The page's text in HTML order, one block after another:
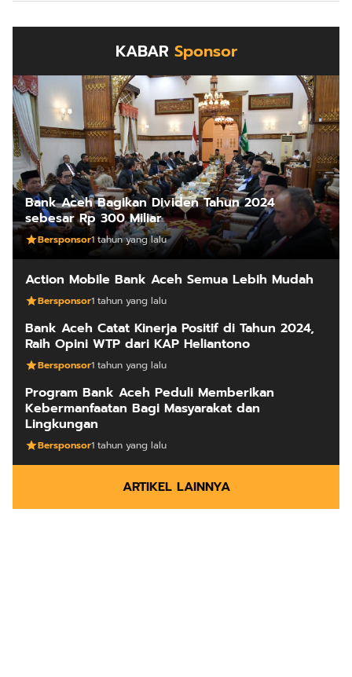
KABAR Sponsor
Bank Aceh Bagikan Dividen Tahun 2024
sebesar Rp 300 Miliar
Bersponsor1 tahun yang lalu
Action Mobile Bank Aceh Semua Lebih Mudah
Bersponsor1 tahun yang lalu
Bank Aceh Catat Kinerja Positif di Tahun 2024,
Raih Opini WTP dari KAP Heliantono
Bersponsor1 tahun yang lalu
Program Bank Aceh Peduli Memberikan
Kebermanfaatan Bagi Masyarakat dan
Lingkungan
Bersponsor1 tahun yang lalu
ARTIKEL LAINNYA